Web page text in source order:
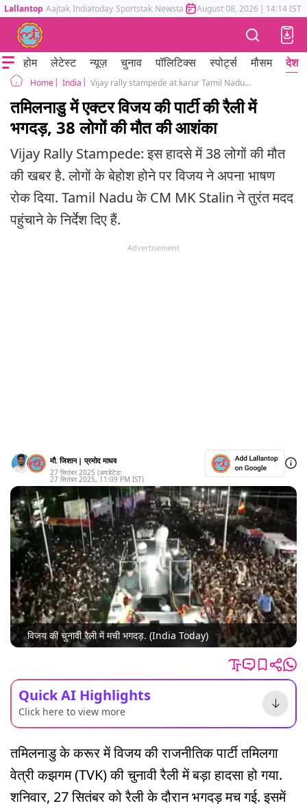
Lallantop Aajtak Indiatoday Sportstak Newstak Mumbai Tak Astrotak
August 08, 2026 | 14:14 IST
होम लेटेस्ट न्यूज़ चुनाव पॉलिटिक्स स्पोर्ट्स मौसम देश
Home India Vijay rally stampede at karur Tamil Nadu 20 feared dead Tamilaga Vettri Kazhagam TVK dmk cm mk stalin
तमिलनाडु में एक्टर विजय की पार्टी की रैली में
भगदड़, 38 लोगों की मौत की आशंका
Vijay Rally Stampede: इस हादसे में 38 लोगों की मौत
की खबर है. लोगों के बेहोश होने पर विजय ने अपना भाषण
रोक दिया. Tamil Nadu के CM MK Stalin ने तुरंत मदद
पहुंचाने के निर्देश दिए हैं.
Advertisement
मौ. जिशान | प्रमोद माधव
27 सितंबर 2025 (अपडेटेड:
27 सितंबर 2025, 11:09 PM IST)
विजय की चुनावी रैली में मची भगदड़. (India Today)
Quick AI Highlights
Click here to view more
तमिलनाडु के करूर में विजय की राजनीतिक पार्टी तमिलगा
वेत्री कझगम (TVK) की चुनावी रैली में बड़ा हादसा हो गया.
शनिवार, 27 सितंबर को रैली के दौरान भगदड़ मच गई. इसमें